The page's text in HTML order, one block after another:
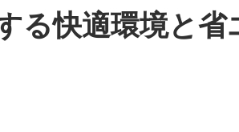
る快適環境と省